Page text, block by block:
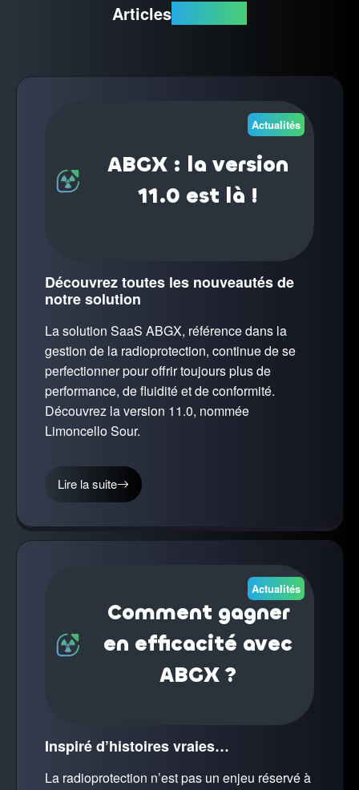
Articles
Actualités
ABGX : la version
11.0 est là !
Découvrez toutes les nouveautés de
notre solution
La solution SaaS ABGX, référence dans la
gestion de la radioprotection, continue de se
perfectionner pour offrir toujours plus de
performance, de fluidité et de conformité.
Découvrez la version 11.0, nommée
Limoncello Sour.
Lire la suite
Actualités
Comment gagner
en efficacité avec
ABGX ?
Inspiré d’histoires vraies…
La radioprotection n’est pas un enjeu réservé à